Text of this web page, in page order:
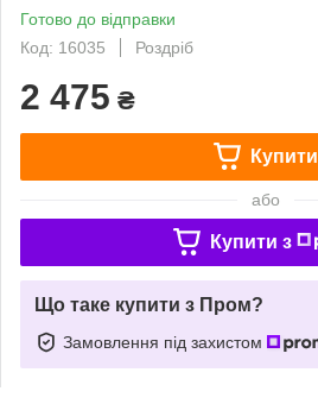
Готово до відправки
Код: 16035
Роздріб
2 475 ₴
Купити
або
Купити з
Що таке купити з Пром?
Замовлення під захистом